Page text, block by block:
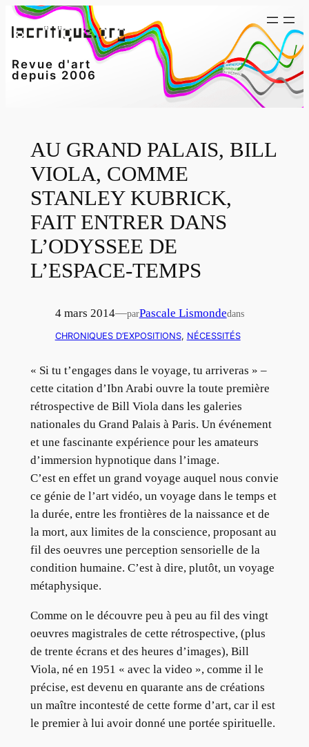
Aller
au
Revue d'art
depuis 2006
AU GRAND PALAIS, BILL
VIOLA, COMME
STANLEY KUBRICK,
FAIT ENTRER DANS
L’ODYSSEE DE
L’ESPACE-TEMPS
4 mars 2014—parPascale Lismondedans
CHRONIQUES D’EXPOSITIONS, NÉCESSITÉS
« Si tu t’engages dans le voyage, tu arriveras » –
cette citation d’Ibn Arabi ouvre la toute première
rétrospective de Bill Viola dans les galeries
nationales du Grand Palais à Paris. Un événement
et une fascinante expérience pour les amateurs
d’immersion hypnotique dans l’image.
C’est en effet un grand voyage auquel nous convie
ce génie de l’art vidéo, un voyage dans le temps et
la durée, entre les frontières de la naissance et de
la mort, aux limites de la conscience, proposant au
fil des oeuvres une perception sensorielle de la
condition humaine. C’est à dire, plutôt, un voyage
métaphysique.
Comme on le découvre peu à peu au fil des vingt
oeuvres magistrales de cette rétrospective, (plus
de trente écrans et des heures d’images), Bill
Viola, né en 1951 « avec la video », comme il le
précise, est devenu en quarante ans de créations
un maître incontesté de cette forme d’art, car il est
le premier à lui avoir donné une portée spirituelle.